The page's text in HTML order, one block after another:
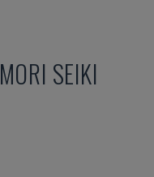
MORI SEIKI